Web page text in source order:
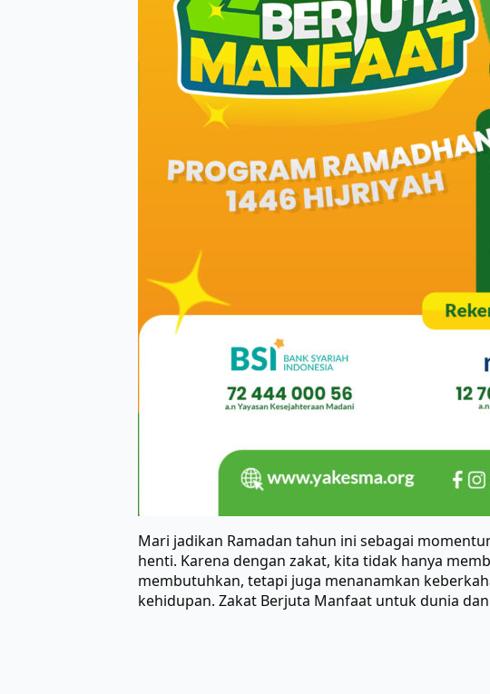
Mari jadikan Ramadan tahun ini sebagai
henti. Karena dengan zakat, kita tidak hanya
membutuhkan, tetapi juga menanamkan
kehidupan. Zakat Berjuta Manfaat untuk dunia